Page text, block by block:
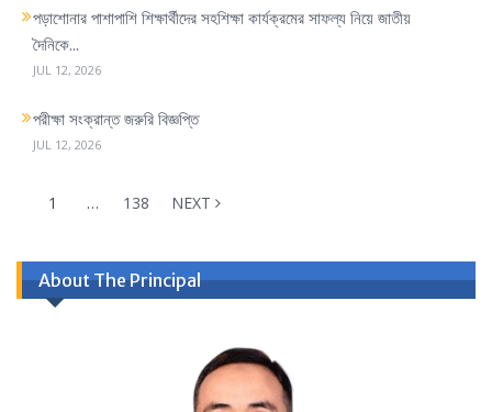
পড়াশোনার পাশাপাশি শিক্ষার্থীদের সহশিক্ষা কার্যক্রমের সাফল্য নিয়ে জাতীয়
দৈনিকে...
JUL 12, 2026
পরীক্ষা সংক্রান্ত জরুরি বিজ্ঞপ্তি
JUL 12, 2026
1 … 138 NEXT
About The Principal